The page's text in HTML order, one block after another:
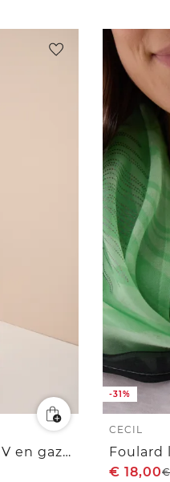
Blouse sans manches col V en gaze de coton
-31%
CECIL
€ 18,00